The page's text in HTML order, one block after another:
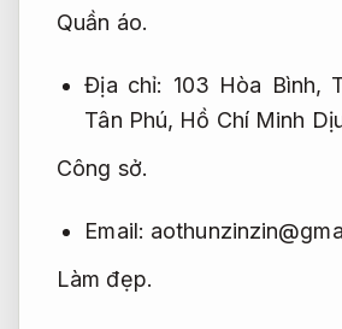
Quần áo.
Địa chỉ: 103 Hòa Bình,
Tân Phú, Hồ Chí Minh
Công sở.
Email:
Làm đẹp.